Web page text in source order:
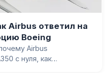
Airbus ответил на
Boeing
Airbus
с нуля, как